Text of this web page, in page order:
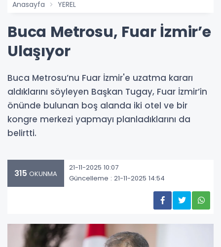
Anasayfa YEREL
Buca Metrosu, Fuar İzmir’e
Ulaşıyor
Buca Metrosu’nu Fuar İzmir'e uzatma kararı
aldıklarını söyleyen Başkan Tugay, Fuar İzmir’in
önünde bulunan boş alanda iki otel ve bir
kongre merkezi yapmayı planladıklarını da
belirtti.
315 OKUNMA
21-11-2025 10:07
Güncelleme : 21-11-2025 14:54